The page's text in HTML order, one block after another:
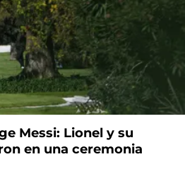
Messi: Lionel y su
en una ceremonia